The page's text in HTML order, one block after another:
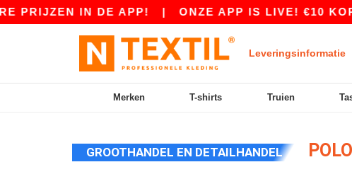
IN DE APP!|ONZE APP IS LIVE! €10
Leveringsinformatie
Merken T-shirts Truien
GROOTHANDEL EN DETAILHANDEL